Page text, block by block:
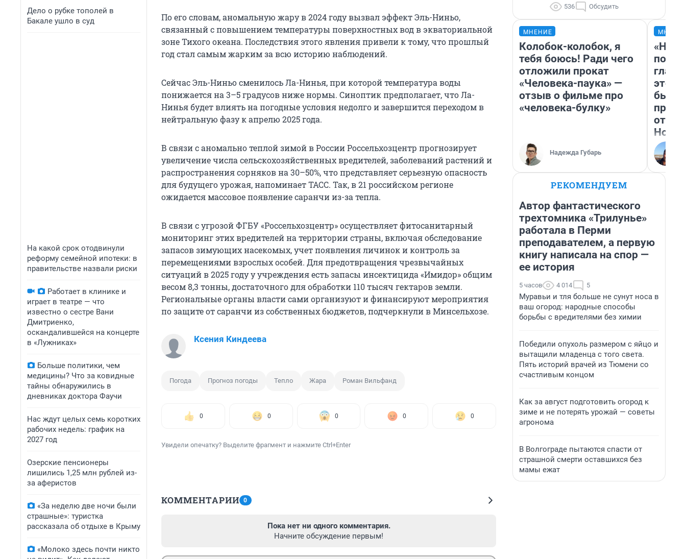
Дело о рубке тополей в
Бакале ушло в суд
На какой срок отодвинули
реформу семейной ипотеки: в
правительстве назвали риски
Работает в клинике и
играет в театре — что
известно о сестре Вани
Дмитриенко,
оскандалившейся на концерте
в «Лужниках»
Больше политики, чем
медицины? Что за ковидные
тайны обнаружились в
дневниках доктора Фаучи
Нас ждут целых семь коротких
рабочих недель: график на
2027 год
Озерские пенсионеры
лишились 1,25 млн рублей из-
за аферистов
«За неделю две ночи были
страшные»: туристка
рассказала об отдыхе в Крыму
«Молоко здесь почти никто
По его словам, аномальную жару в 2024 году вызвал эффект Эль-Ниньо,
связанный с повышением температуры поверхностных вод в экваториальной
зоне Тихого океана. Последствия этого явления привели к тому, что прошлый
год стал самым жарким за всю историю наблюдений.
Сейчас Эль-Ниньо сменилось Ла-Нинья, при которой температура воды
понижается на 3–5 градусов ниже нормы. Синоптик предполагает, что Ла-
Нинья будет влиять на погодные условия недолго и завершится переходом в
нейтральную фазу к апрелю 2025 года.
В связи с аномально теплой зимой в России Россельхозцентр прогнозирует
увеличение числа сельскохозяйственных вредителей, заболеваний растений и
распространения сорняков на 30–50%, что представляет серьезную опасность
для будущего урожая, напоминает ТАСС. Так, в 21 российском регионе
ожидается массовое появление саранчи из-за тепла.
В связи с угрозой ФГБУ «Россельхозцентр» осуществляет фитосанитарный
мониторинг этих вредителей на территории страны, включая обследование
запасов зимующих насекомых, учет появления личинок и контроль за
перемещениями взрослых особей. Для предотвращения чрезвычайных
ситуаций в 2025 году у учреждения есть запасы инсектицида «Имидор» общим
весом 8,3 тонны, достаточного для обработки 110 тысяч гектаров земли.
Региональные органы власти сами организуют и финансируют мероприятия
по защите от саранчи из собственных бюджетов, подчеркнули в Минсельхозе.
Ксения Киндеева
Погода Прогноз погоды Тепло Жара Роман Вильфанд
0 0 0 0 0
Увидели опечатку? Выделите фрагмент и нажмите Ctrl+Enter
КОММЕНТАРИИ 0
Пока нет ни одного комментария.
Начните обсуждение первым!
536 Обсудить
МНЕНИЕ
Колобок-колобок, я
тебя боюсь! Ради чего
отложили прокат
«Человека-паука» —
отзыв о фильме про
«человека-булку»
Надежда Губарь
этого
бьет
РЕКОМЕНДУЕМ
Автор фантастического
трехтомника «Трилунье»
работала в Перми
преподавателем, а первую
книгу написала на спор —
ее история
5 часов 4 014 5
Муравьи и тля больше не сунут носа в
ваш огород: народные способы
борьбы с вредителями без химии
Победили опухоль размером с яйцо и
вытащили младенца с того света.
Пять историй врачей из Тюмени со
счастливым концом
Как за август подготовить огород к
зиме и не потерять урожай — советы
агронома
В Волгограде пытаются спасти от
страшной смерти оставшихся без
мамы ежат